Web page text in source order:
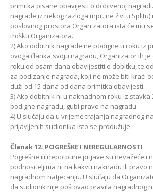
primitka pisane obavijesti o dobivenoj
nagrade iz nekog razloga (npr. ne živi u Splitu)
poslovnog prostora Organizatora ista će mu
trošku Organizatora.
2) Ako dobitnik nagrade ne podigne u roku iz
ovoga članka svoju nagradu, Organizator ih
roku od osam dana obavijestiti o dobitku, te
za podizanje nagrada, koji ne može biti kraći
duži od 15 dana od dana primitka obavijesti.
3) Ako dobitnik ni u naknadnom roku iz stavka
podigne nagradu, gubi pravo na nagradu.
4) U slučaju da u vrijeme trajanja nagradnog
prijavljenih sudionika isto se produžuje.
Članak 12: POGREŠKE I NEREGULARNOSTI
Pogrešne ili nepotpune prijave su nevažeće i
podnositeljima ni na kakvu naknadu ili pravo
nagradnom natjecanju. U slučaju da
da sudionik nije poštovao pravila nagradnog